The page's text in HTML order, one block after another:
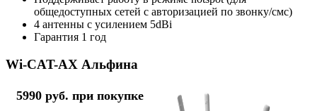
общедоступных сетей с авторизацией по звонку/смс)
4 антенны с усилением 5dBi
Гарантия 1 год
Wi-CAT-AX Альфина
5990 руб. при покупке